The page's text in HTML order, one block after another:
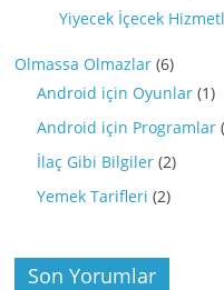
Yiyecek İçecek
Olmassa Olmazlar (6)
Android için Oyunlar (1)
Android için Programlar
İlaç Gibi Bilgiler (2)
Yemek Tarifleri (2)
Son Yorumlar